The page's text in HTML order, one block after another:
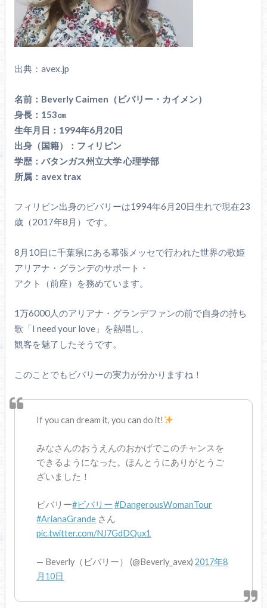
出典：avex.jp
名前：Beverly Caimen（ビバリー・カイメン）
身長：153㎝
生年月日：1994年6月20日
出身（国籍）：フィリピン
学歴：バタンガス州立大学 心理学部
所属：avex trax
フィリピン出身のビバリーは1994年6月20日生れで現在23
歳（2017年8月）です。
8月10日に千葉県にある幕張メッセで行われた世界の歌姫
アリアナ・グランデのサポート・
アクト（前座）を務めています。
1万6000人のアリアナ・グランデファンの前で自身の持ち
歌「I need your love」を熱唱し、
観客を魅了したそうです。
このことでもビバリーの実力が分かりますね！
If you can dream it, you can do it!
みなさんのおうえんのおかげでこのチャンスを
できるようになった。ほんとうにありがとうご
ざいました！
ビバリー#ビバリー #DangerousWomanTour
#ArianaGrande さん
pic.twitter.com/NJ7GdDQux1
— Beverly（ビバリー） (@Beverly_avex)2017年8
月10日